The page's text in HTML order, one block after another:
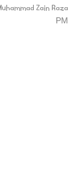
Zain Raza
PM